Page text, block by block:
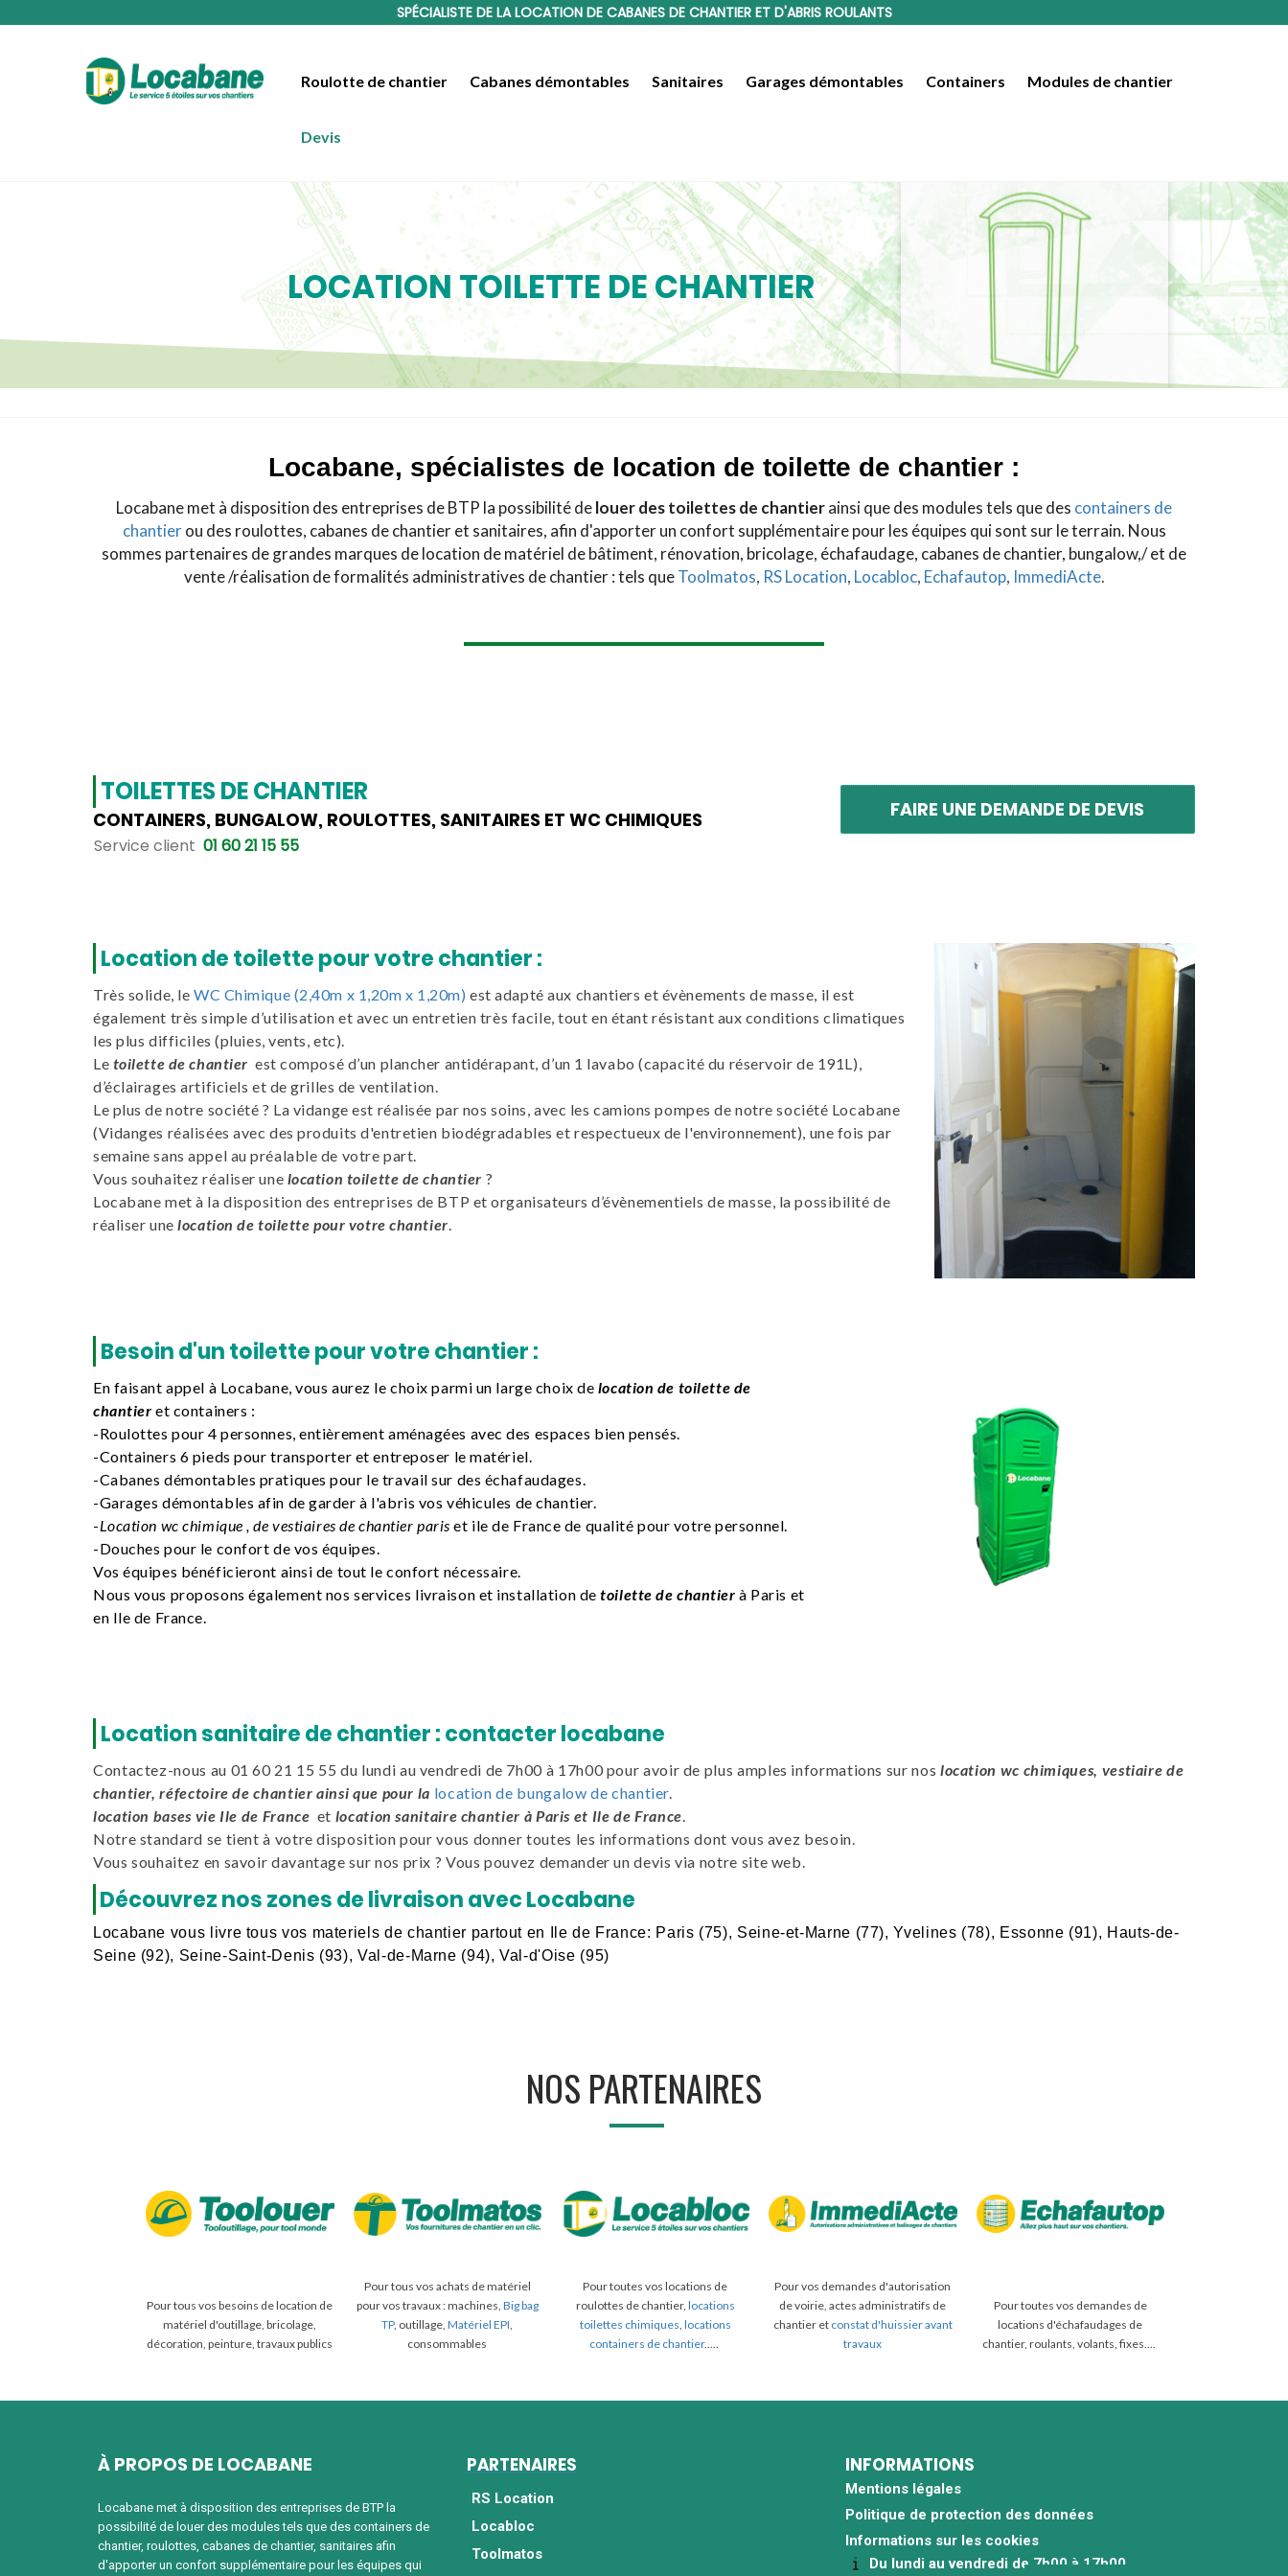
SPÉCIALISTE DE LA LOCATION DE CABANES DE CHANTIER ET D'ABRIS ROULANTS
Roulotte de chantier Cabanes démontables Sanitaires Garages démontables Containers Modules de chantier
Devis
LOCATION TOILETTE DE CHANTIER
Locabane, spécialistes de location de toilette de chantier :
Locabane met à disposition des entreprises de BTP la possibilité delouer des toilettes de chantierainsi que des modules tels que des containers de
chantier ou des roulottes, cabanes de chantier et sanitaires, afin d'apporter un confort supplémentaire pour les équipes qui sont sur le terrain. Nous
sommes partenaires de grandes marques de location de matériel de bâtiment, rénovation, bricolage, échafaudage, cabanes de chantier, bungalow,/ et de
vente /réalisation de formalités administratives de chantier : tels que Toolmatos, RS Location, Locabloc, Echafautop, ImmediActe.
TOILETTES DE CHANTIER
CONTAINERS, BUNGALOW, ROULOTTES, SANITAIRES ET WC CHIMIQUES
Service client 01 60 21 15 55
FAIRE UNE DEMANDE DE DEVIS
Location de toilette pour votre chantier :
Très solide, le WC Chimique (2,40m x 1,20m x 1,20m) est adapté aux chantiers et évènements de masse, il est
également très simple d’utilisation et avec un entretien très facile, tout en étant résistant aux conditions climatiques
les plus difficiles (pluies, vents, etc).
Le toilette de chantier est composé d’un plancher antidérapant, d’un 1 lavabo (capacité du réservoir de 191L),
d’éclairages artificiels et de grilles de ventilation.
Le plus de notre société ? La vidange est réalisée par nos soins, avec les camions pompes de notre société Locabane
(Vidanges réalisées avec des produits d'entretien biodégradables et respectueux de l'environnement), une fois par
semaine sans appel au préalable de votre part.
Vous souhaitez réaliser une location toilette de chantier ?
Locabane met à la disposition des entreprises de BTP et organisateurs d’évènementiels de masse, la possibilité de
réaliser unelocation de toilette pour votre chantier
Besoin d'un toilette pour votre chantier :
En faisant appel à Locabane, vous aurez le choix parmi un large choix de location de toilette de
chantieret containers :
-Roulottes pour 4 personnes, entièrement aménagées avec des espaces bien pensés.
-Containers 6 pieds pour transporter et entreposer le matériel.
-Cabanes démontables pratiques pour le travail sur des échafaudages.
-Garages démontables afin de garder à l'abris vos véhicules de chantier.
-Location wc chimique , de vestiaires de chantier pariset ile de France de qualité pour votre personnel.
-Douches pour le confort de vos équipes.
Vos équipes bénéficieront ainsi de tout le confort nécessaire.
Nous vous proposons également nos services livraison et installation detoilette de chantier à Paris et
en Ile de France.
Location sanitaire de chantier : contacter locabane
Contactez-nous au 01 60 21 15 55 du lundi au vendredi de 7h00 à 17h00 pour avoir de plus amples informations sur nos location wc chimiques, vestiaire de
chantier, réfectoire de chantier ainsi que pour la location de bungalow de chantier
location bases vie Ile de France et location sanitaire chantier à Paris et Ile de France
Notre standard se tient à votre disposition pour vous donner toutes les informations dont vous avez besoin.
Vous souhaitez en savoir davantage sur nos prix ? Vous pouvez demander un devis via notre site web.
Découvrez nos zones de livraison avec Locabane
Locabane vous livre tous vos materiels de chantier partout en Ile de France: Paris (75), Seine-et-Marne (77), Yvelines (78), Essonne (91), Hauts-de-
Seine (92), Seine-Saint-Denis (93), Val-de-Marne (94), Val-d'Oise (95)
NOS PARTENAIRES
Pour tous vos besoins de location de
matériel d'outillage, bricolage,
décoration, peinture, travaux publics
Pour tous vos achats de matériel
pour vos travaux : machines, Big bag
TP, outillage,Matériel EPI
consommables
Pour toutes vos locations de
roulottes de chantier, locations
toilettes chimiques locations
containers de chantier.....
Pour vos demandes d'autorisation
de voirie, actes administratifs de
chantier et constat d'huissier avant
travaux
Pour toutes vos demandes de
locations d'échafaudages de
chantier, roulants, volants, fixes....
À PROPOS DE LOCABANE
Locabane met à disposition des entreprises de BTP la
possibilité de louer des modules tels que des containers de
chantier, roulottes, cabanes de chantier, sanitaires afin
d'apporter un confort supplémentaire pour les équipes qui
PARTENAIRES
RS Location
Locabloc
Toolmatos
INFORMATIONS
Mentions légales
Politique de protection des données
Informations sur les cookies
Du lundi au vendredi de 7h00 à 17h00